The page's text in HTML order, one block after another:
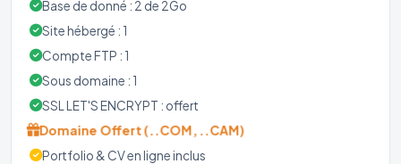
Base de donné : 2 de 2Go
Site hébergé : 1
Compte FTP : 1
Sous domaine : 1
SSL LET'S ENCRYPT : offert
Domaine Offert (..COM, ..CAM)
Portfolio & CV en ligne inclus